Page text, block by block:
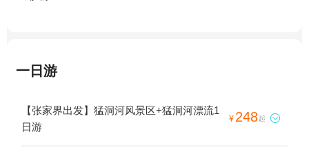
一日游
【张家界出发】猛洞河风景区+猛洞河漂流1
日游
¥ 248起 